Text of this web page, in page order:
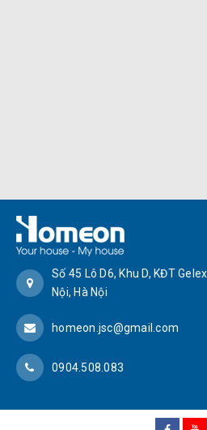
Số 45 Lô D6, Khu D, KĐT
Nội, Hà Nội
homeon.jsc@gmail.com
0904.508.083